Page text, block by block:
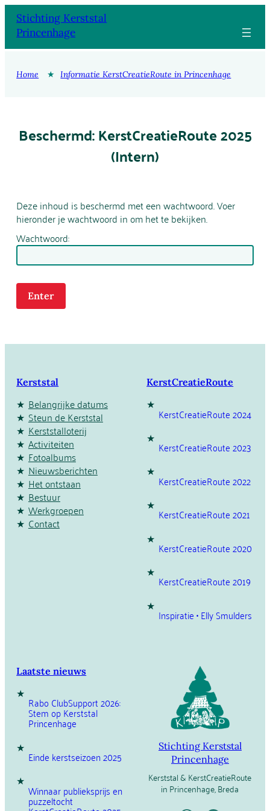
Ga
naar
inhoud
Stichting Kerststal
Princenhage
Home ★ Informatie KerstCreatieRoute in Princenhage
Beschermd: KerstCreatieRoute 2025
(Intern)
Deze inhoud is beschermd met een wachtwoord. Voer
hieronder je wachtwoord in om het te bekijken.
Wachtwoord:
Kerststal
Belangrijke datums
Steun de Kerststal
Kerststalloterij
Activiteiten
Fotoalbums
Nieuwsberichten
Het ontstaan
Bestuur
Werkgroepen
Contact
KerstCreatieRoute
KerstCreatieRoute 2024
KerstCreatieRoute 2023
KerstCreatieRoute 2022
KerstCreatieRoute 2021
KerstCreatieRoute 2020
KerstCreatieRoute 2019
Inspiratie • Elly Smulders
Laatste nieuws
Rabo ClubSupport 2026:
Stem op Kerststal
Princenhage
Einde kerstseizoen 2025
Winnaar publieksprijs en
puzzeltocht
Stichting Kerststal
Princenhage
Kerststal & KerstCreatieRoute
in Princenhage, Breda